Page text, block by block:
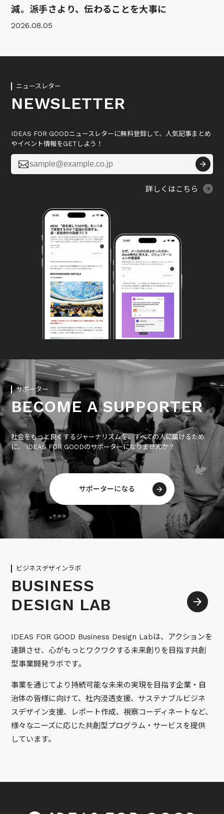
減。派手さより、伝わることを大事に
2026.08.05
ニュースレター
NEWSLETTER
IDEAS FOR GOODニュースレターに無料登録して、人気記事まとめ
やイベント情報をGETしよう！

詳しくはこちら
サポーター
BECOME A SUPPORTER
社会をもっと良くするジャーナリズムを、すべての人に届けるため
に、 IDEAS FOR GOODのサポーターになりませんか？
サポーターになる
ビジネスデザインラボ
BUSINESS
DESIGN LAB
IDEAS FOR GOOD Business Design Labは、アクションを
連鎖させ、心がもっとワクワクする未来創りを目指す共創
型事業開発ラボです。
事業を通じてより持続可能な未来の実現を目指す企業・自
治体の皆様に向けて、社内浸透支援、サステナブルビジネ
スデザイン支援、レポート作成、視察コーディネートなど、
様々なニーズに応じた共創型プログラム・サービスを提供
しています。